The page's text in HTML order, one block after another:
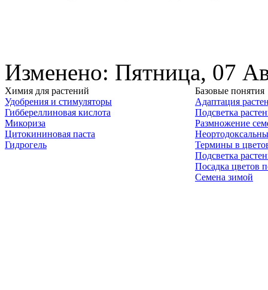
Изменено: Пятница, 07
Химия для растений
Удобрения и стимуляторы
Гиббереллиновая кислота
Микориза
Цитокининовая паста
Гидрогель
Базовые понятия
Адаптация
Подсветка
Размножение
Термины в
Подсветка
Посадка цветов
Семена зимой